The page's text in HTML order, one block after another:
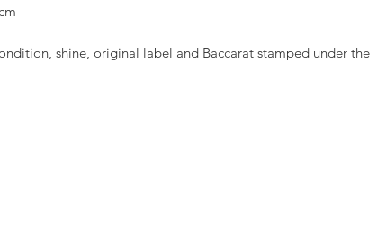
shine, original label and Baccarat stamped under the